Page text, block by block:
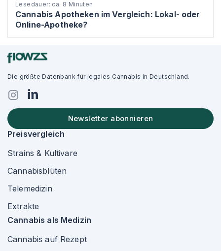
Lesedauer: ca. 8 Minuten
Cannabis Apotheken im Vergleich: Lokal- oder
Online-Apotheke?
Die größte Datenbank für legales Cannabis in Deutschland.
Newsletter abonnieren
Preisvergleich
Strains & Kultivare
Cannabisblüten
Telemedizin
Extrakte
Cannabis als Medizin
Cannabis auf Rezept